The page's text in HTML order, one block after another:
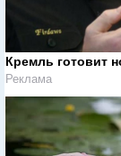
Кремль готовит
Реклама